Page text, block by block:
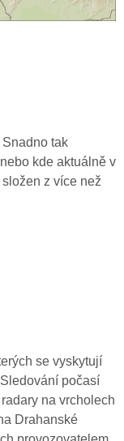
tak
kde aktuálně v
z více než
se vyskytují
počasí
na vrcholech
Drahanské